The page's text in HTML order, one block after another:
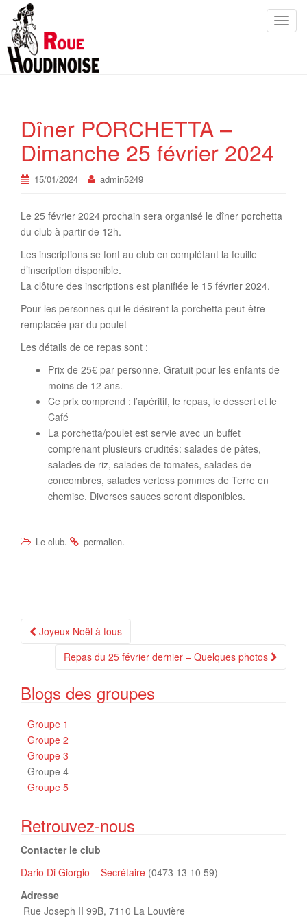
T
t
Dîner PORCHETTA –
Dimanche 25 février 2024
15/01/2024 admin5249
Le 25 février 2024 prochain sera organisé le dîner porchetta
du club à partir de 12h.
Les inscriptions se font au club en complétant la feuille
d’inscription disponible.
La clôture des inscriptions est planifiée le 15 février 2024.
Pour les personnes qui le désirent la porchetta peut-être
remplacée par du poulet
Les détails de ce repas sont :
Prix de 25€ par personne. Gratuit pour les enfants de
moins de 12 ans.
Ce prix comprend : l’apéritif, le repas, le dessert et le
Café
La porchetta/poulet est servie avec un buffet
comprenant plusieurs crudités: salades de pâtes,
salades de riz, salades de tomates, salades de
concombres, salades vertess pommes de Terre en
chemise. Diverses sauces seront disponibles.
Le club. permalien.
Navigation
Article
Joyeux Noël à tous
Repas du 25 février dernier – Quelques photos
Blogs des groupes
Groupe 1
Groupe 2
Groupe 3
Groupe 4
Groupe 5
Retrouvez-nous
Contacter le club
Dario Di Giorgio – Secrétaire (0473 13 10 59)
Adresse
Rue Joseph II 99B, 7110 La Louvière